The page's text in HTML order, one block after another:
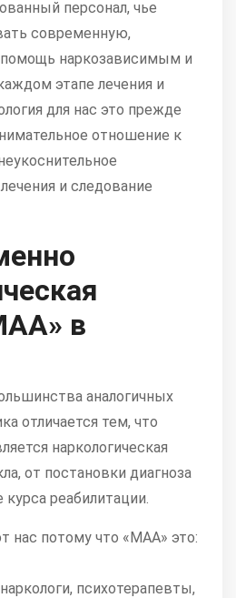
персонал, чье
современную,
наркозависимым и
этапе лечения и
для нас это прежде
отношение к
и следование
в
аналогичных
отличается тем, что
наркологическая
от постановки диагноза
реабилитации.
нас потому что «МАА» это:
психотерапевты,